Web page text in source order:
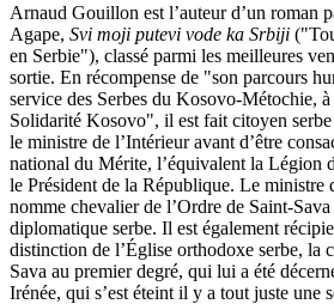
Arnaud Gouillon est l’auteur d’un roman
Agape, Svi moji putevi vode ka Srbiji
en Serbie"), classé parmi les meilleures
sortie. En récompense de "son parcours
service des Serbes du Kosovo-Métochie,
Solidarité Kosovo", il est fait citoyen
le ministre de l’Intérieur avant d’être
national du Mérite, l’équivalent la Légion
le Président de la République. Le ministre
nomme chevalier de l’Ordre de Saint-
diplomatique serbe. Il est également
distinction de l’Église orthodoxe serbe, la
Sava au premier degré, qui lui a été
Irénée, qui s’est éteint il y a tout juste une